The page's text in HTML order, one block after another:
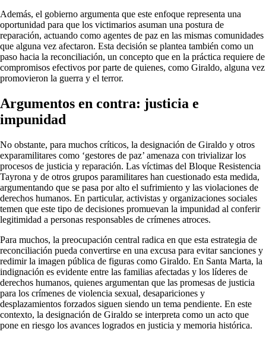
Además, el gobierno argumenta que este enfoque representa una
oportunidad para que los victimarios asuman una postura de
reparación, actuando como agentes de paz en las mismas comunidades
que alguna vez afectaron. Esta decisión se plantea también como un
paso hacia la reconciliación, un concepto que en la práctica requiere de
compromisos efectivos por parte de quienes, como Giraldo, alguna vez
promovieron la guerra y el terror.
Argumentos en contra: justicia e
impunidad
No obstante, para muchos críticos, la designación de Giraldo y otros
exparamilitares como ‘gestores de paz’ amenaza con trivializar los
procesos de justicia y reparación. Las víctimas del Bloque Resistencia
Tayrona y de otros grupos paramilitares han cuestionado esta medida,
argumentando que se pasa por alto el sufrimiento y las violaciones de
derechos humanos. En particular, activistas y organizaciones sociales
temen que este tipo de decisiones promuevan la impunidad al conferir
legitimidad a personas responsables de crímenes atroces.
Para muchos, la preocupación central radica en que esta estrategia de
reconciliación pueda convertirse en una excusa para evitar sanciones y
redimir la imagen pública de figuras como Giraldo. En Santa Marta, la
indignación es evidente entre las familias afectadas y los líderes de
derechos humanos, quienes argumentan que las promesas de justicia
para los crímenes de violencia sexual, desapariciones y
desplazamientos forzados siguen siendo un tema pendiente. En este
contexto, la designación de Giraldo se interpreta como un acto que
pone en riesgo los avances logrados en justicia y memoria histórica.